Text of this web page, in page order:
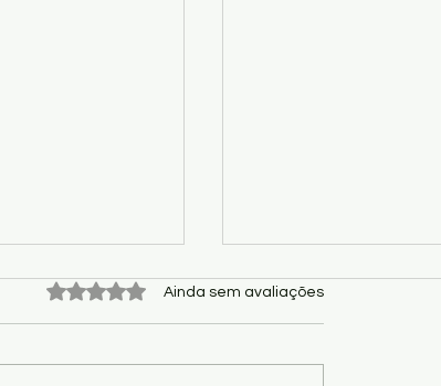
Avaliado com 0 de 5 estrelas.
Ainda sem avaliações